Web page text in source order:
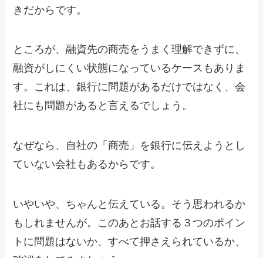
きだからです。
ところが、融資先の商売をうまく理解できずに、
融資がしにくい状態になっているケースもありま
す。これは、銀行に問題があるだけではなく、会
社にも問題があると言えるでしょう。
なぜなら、自社の「商売」を銀行に伝えようとし
ていない会社もあるからです。
いやいや、ちゃんと伝えている。そう思われるか
もしれませんが。このあとお話する３つのポイン
トに問題はないか、すべて押さえられているか、